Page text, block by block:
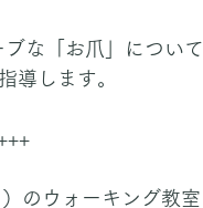
ブな「お爪」について
導します。
のウォーキング教室